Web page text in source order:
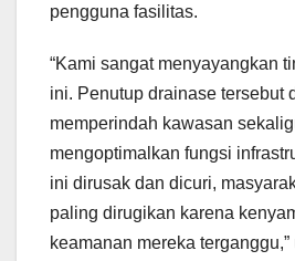
pengguna fasilitas.
“Kami sangat menyayangkan
ini. Penutup drainase tersebut
memperindah kawasan
mengoptimalkan fungsi
ini dirusak dan dicuri,
paling dirugikan karena
keamanan mereka